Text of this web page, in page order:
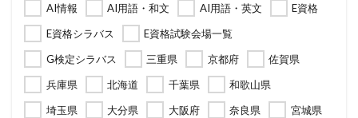
AI情報 AI用語・和文 AI用語・英文
E資格
E資格シラバス
E資格試験会場一覧
G検定シラバス
三重県 京都府
佐賀県
兵庫県
北海道 千葉県
和歌山県
埼玉県
大分県 大阪府 奈良県
宮城県